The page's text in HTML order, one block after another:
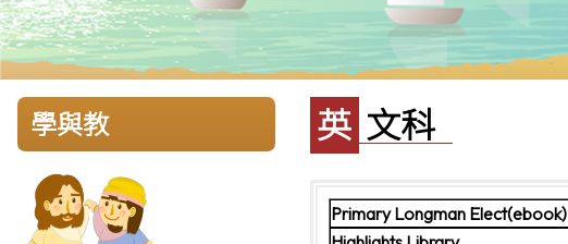
學與教 英文科
Primary Longman Elect(ebook)